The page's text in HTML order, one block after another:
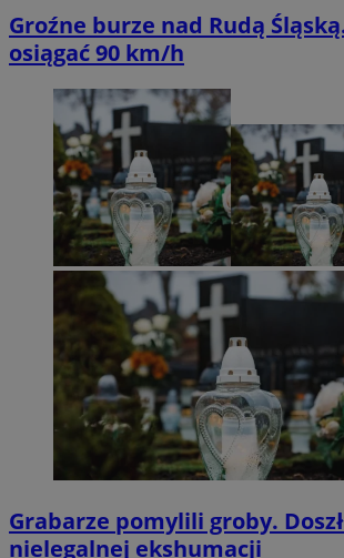
Groźne burze nad Rudą
osiągać 90 km/h
Grabarze pomylili groby.
nielegalnej ekshumacji